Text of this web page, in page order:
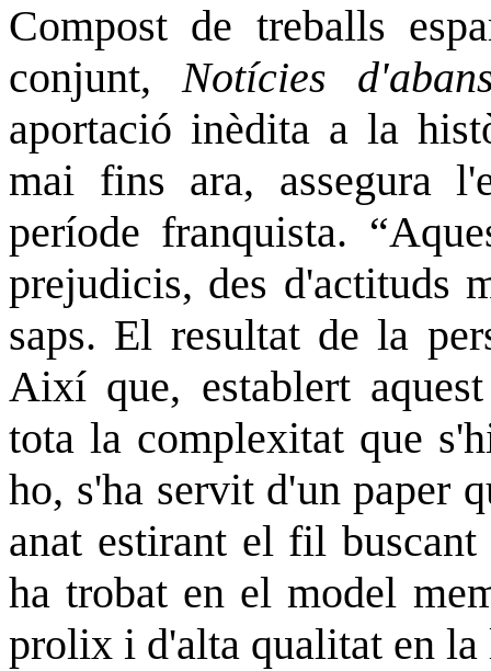
Compost de treballs
conjunt,Notícies
aportació inèdita a la
mai fins ara, assegura
període franquista.
prejudicis, des d'actituds
saps. El resultat de la
Així que, establert
tota la complexitat que
ho, s'ha servit d'un paper
anat estirant el fil
ha trobat en el model
prolix i d'alta qualitat en la